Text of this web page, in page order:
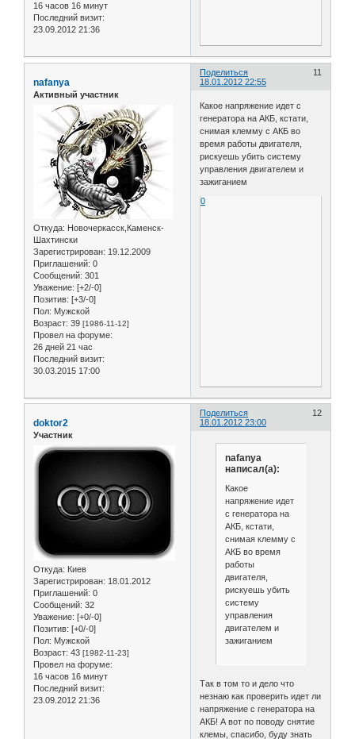
16 часов 16 минут
Последний визит:
23.09.2012 21:36
Поделиться
11
18.01.2012 22:55
nafanya
Активный участник
Откуда: Новочеркасск,Каменск-
Шахтински
Зарегистрирован: 19.12.2009
Приглашений: 0
Сообщений: 301
Уважение: [+2/-0]
Позитив: [+3/-0]
Пол: Мужской
Возраст: 39 [1986-11-12]
Провел на форуме:
26 дней 21 час
Последний визит:
30.03.2015 17:00
Какое напряжение идет с
генератора на АКБ, кстати,
снимая клемму с АКБ во
время работы двигателя,
рискуешь убить систему
управления двигателем и
зажиганием
0
Поделиться
12
18.01.2012 23:00
doktor2
Участник
Откуда: Киев
Зарегистрирован: 18.01.2012
Приглашений: 0
Сообщений: 32
Уважение: [+0/-0]
Позитив: [+0/-0]
Пол: Мужской
Возраст: 43 [1982-11-23]
Провел на форуме:
16 часов 16 минут
Последний визит:
23.09.2012 21:36
nafanya
написал(а):
Какое
напряжение идет
с генератора на
АКБ, кстати,
снимая клемму с
АКБ во время
работы
двигателя,
рискуешь убить
систему
управления
двигателем и
зажиганием
Так в том то и дело что
незнаю как проверить идет ли
напряжение с генератора на
АКБ! А вот по поводу снятие
клемы, спасибо, буду знать